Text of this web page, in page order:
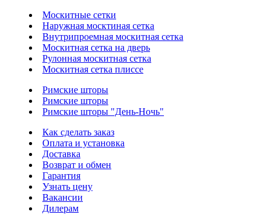
Москитные сетки
Наружная москтиная сетка
Внутрипроемная москитная сетка
Москитная сетка на дверь
Рулонная москитная сетка
Москитная сетка плиссе
Римские шторы
Римские шторы
Римские шторы "День-Ночь"
Как сделать заказ
Оплата и установка
Доставка
Возврат и обмен
Гарантия
Узнать цену
Вакансии
Дилерам